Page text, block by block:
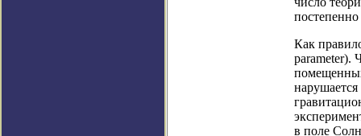
Как
parameter).
в поле